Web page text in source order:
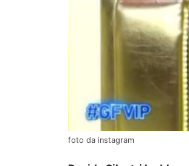
foto da instagram